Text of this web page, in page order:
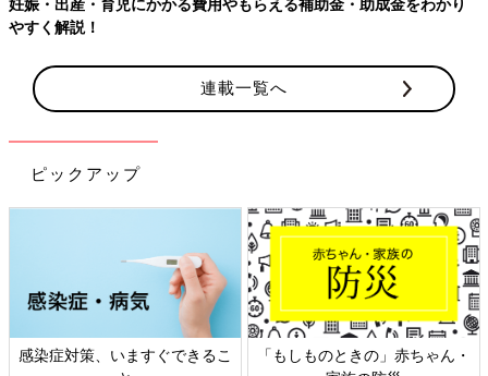
やすく解説！
連載一覧へ
ピックアップ
感染症対策、いますぐできるこ
「もしものときの」赤ちゃん・